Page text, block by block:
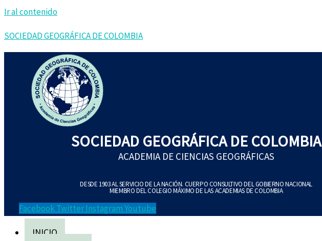
Ir al contenido
SOCIEDAD GEOGRÁFICA DE COLOMBIA
SOCIEDAD GEOGRÁFICA DE COLOMBIA
ACADEMIA DE CIENCIAS GEOGRÁFICAS
DESDE 1903 AL SERVICIO DE LA NACIÓN. CUERPO CONSULTIVO DEL GOBIERNO NACIONAL
MIEMBRO DEL COLEGIO MÁXIMO DE LAS ACADEMIAS DE COLOMBIA
Facebook Twitter InstagramYoutube
INICIO